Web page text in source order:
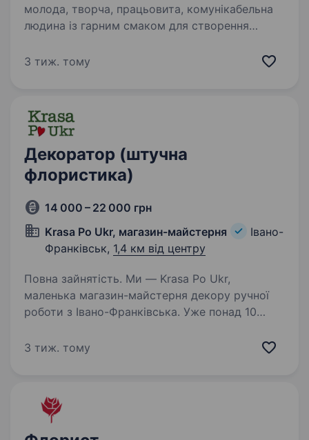
молода, творча, працьовита, комунікабельна
людина із гарним смаком для створення
Умови роботи: Обов’язки: консультації клієнтів,
3 тиж. тому
Декоратор (штучна
флористика)
14 000 – 22 000 грн
Krasa Po Ukr, магазин-майстерня
Івано-
Франківськ, 1,4 км від центру
Повна зайнятість. Ми — Krasa Po Ukr,
маленька магазин-майстерня декору ручної
роботи з Івано-Франківська. Уже понад 10
свята особливими, а також пропонуємо
3 тиж. тому